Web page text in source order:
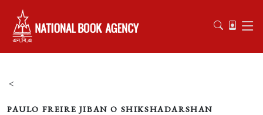
<
PAULO FREIRE JIBAN O SHIKSHADARSHAN